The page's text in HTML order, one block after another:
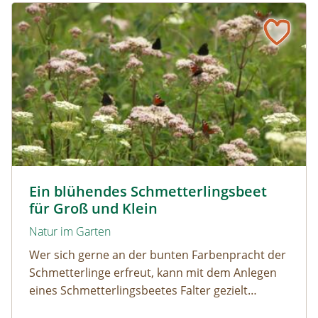
Ein blühendes Schmetterlingsbeet
für Groß und Klein
Natur im Garten
Wer sich gerne an der bunten Farbenpracht der
Schmetterlinge erfreut, kann mit dem Anlegen
eines Schmetterlingsbeetes Falter gezielt
Ein blühendes Schmetterlingsbeet für Groß und Klein